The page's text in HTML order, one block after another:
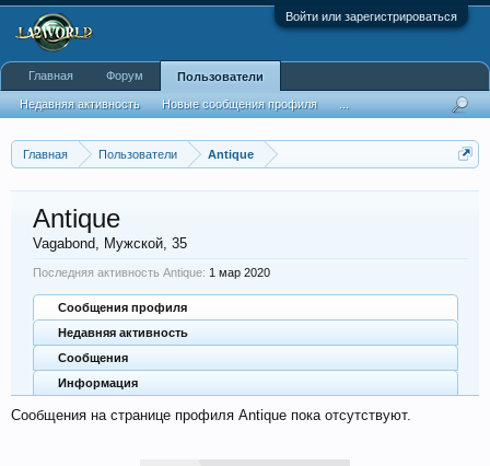
Войти или зарегистрироваться
Главная Пользователи Antique
Antique
Vagabond, Мужской, 35
Последняя активность Antique: 1 мар 2020
Сообщения профиля
Недавняя активность
Сообщения
Информация
Сообщения на странице профиля Antique пока отсутствуют.
Главная Форум Пользователи
Недавняя активность Новые сообщения профиля